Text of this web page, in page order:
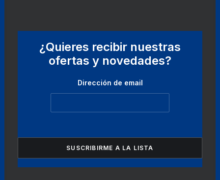
¿Quieres recibir nuestras
ofertas y novedades?
Dirección de email